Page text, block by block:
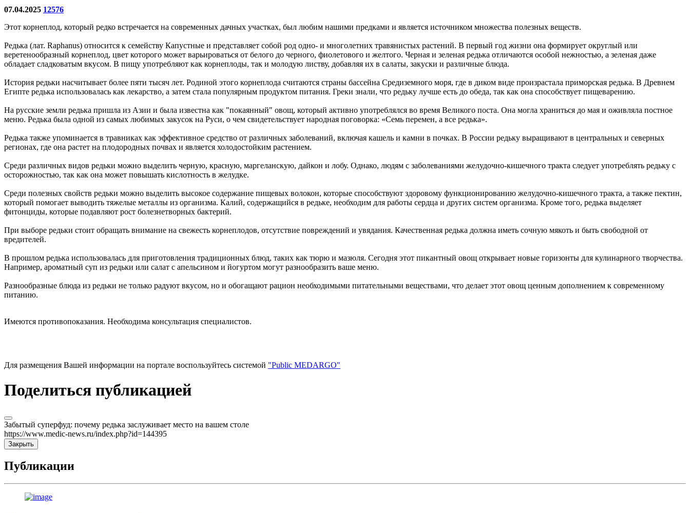
07.04.2025 12576
Этот корнеплод, который редко встречается на современных дачных участках, был любим нашими предками и является источником множества полезных веществ.
Редька (лат. Raphanus) относится к семейству Капустные и представляет собой род одно- и многолетних травянистых растений. В первый год жизни она формирует округлый или
веретенообразный корнеплод, цвет которого может варьироваться от белого до черного, фиолетового и желтого. Черная и зеленая редька отличаются особой нежностью, а зеленая даже
обладает сладковатым вкусом. В пищу употребляют как корнеплоды, так и молодую листву, добавляя их в салаты, закуски и различные блюда.
История редьки насчитывает более пяти тысяч лет. Родиной этого корнеплода считаются страны бассейна Средиземного моря, где в диком виде произрастала приморская редька. В Древнем
Египте редька использовалась как лекарство, а затем стала популярным продуктом питания. Греки знали, что редьку лучше есть до обеда, так как она способствует пищеварению.
На русские земли редька пришла из Азии и была известна как "покаянный" овощ, который активно употреблялся во время Великого поста. Она могла храниться до мая и оживляла постное
меню. Редька была одной из самых любимых закусок на Руси, о чем свидетельствует народная поговорка: «Семь перемен, а все редька».
Редька также упоминается в травниках как эффективное средство от различных заболеваний, включая кашель и камни в почках. В России редьку выращивают в центральных и северных
регионах, где она растет на плодородных почвах и является холодостойким растением.
Среди различных видов редьки можно выделить черную, красную, маргеланскую, дайкон и лобу. Однако, людям с заболеваниями желудочно-кишечного тракта следует употреблять редьку с
осторожностью, так как она может повышать кислотность в желудке.
Среди полезных свойств редьки можно выделить высокое содержание пищевых волокон, которые способствуют здоровому функционированию желудочно-кишечного тракта, а также пектин,
который помогает выводить тяжелые металлы из организма. Калий, содержащийся в редьке, необходим для работы сердца и других систем организма. Кроме того, редька выделяет
фитонциды, которые подавляют рост болезнетворных бактерий.
При выборе редьки стоит обращать внимание на свежесть корнеплодов, отсутствие повреждений и увядания. Качественная редька должна иметь сочную мякоть и быть свободной от
вредителей.
В прошлом редька использовалась для приготовления традиционных блюд, таких как тюрю и мазюля. Сегодня этот пикантный овощ открывает новые горизонты для кулинарного творчества.
Например, ароматный суп из редьки или салат с апельсином и йогуртом могут разнообразить ваше меню.
Разнообразные блюда из редьки не только радуют вкусом, но и обогащают рацион необходимыми питательными веществами, что делает этот овощ ценным дополнением к современному
питанию.
Имеются противопоказания. Необходима консультация специалистов.
Для размещения Вашей информации на портале воспользуйтесь системой "Public MEDARGO"
Поделиться публикацией
Забытый суперфуд: почему редька заслуживает место на вашем столе
https://www.medic-news.ru/index.php?id=144395
Закрыть
Публикации